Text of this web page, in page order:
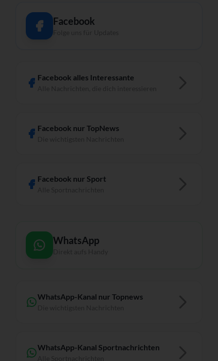
Facebook
Facebook alles Interessante
Facebook nur TopNews
Facebook nur Sport
WhatsApp
WhatsApp-Kanal nur Topnews
WhatsApp-Kanal Sportnachrichten